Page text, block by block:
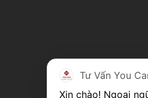
Tư Vấn You
Xin chào! Ngoại